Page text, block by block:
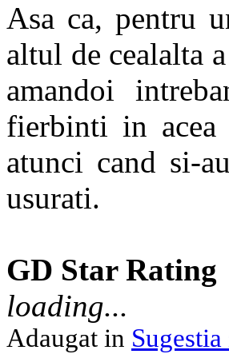
Asa ca, pentru
altul de cealalta
amandoi
fierbinti in acea
atunci cand si-
usurati.
GD Star Rating
loading...
Adaugat in